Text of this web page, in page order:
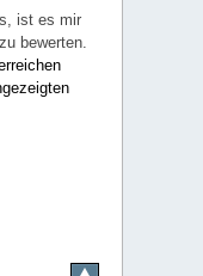
ist es mir
bewerten.